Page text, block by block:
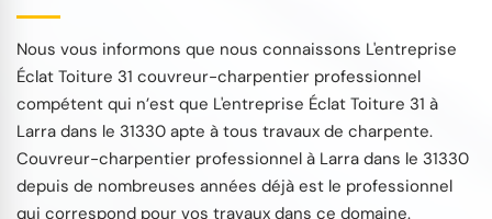
Nous vous informons que nous connaissons L'entreprise
Éclat Toiture 31 couvreur-charpentier professionnel
compétent qui n’est que L'entreprise Éclat Toiture 31 à
Larra dans le 31330 apte à tous travaux de charpente.
Couvreur-charpentier professionnel à Larra dans le 31330
depuis de nombreuses années déjà est le professionnel
qui correspond pour vos travaux dans ce domaine.